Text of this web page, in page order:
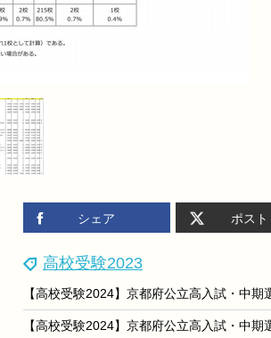
シェア ポスト
高校受験2023